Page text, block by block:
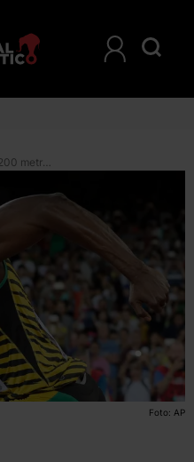
Usain Bolt gana la final de los 200 metros en Pekín 2015
Foto: AP